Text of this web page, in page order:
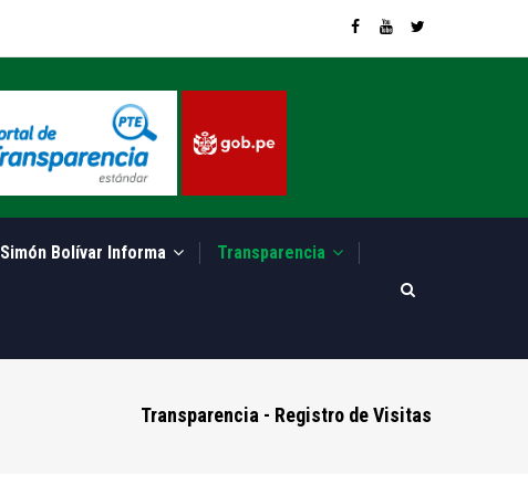
Simón Bolívar Informa Transparencia
Transparencia - Registro de Visitas